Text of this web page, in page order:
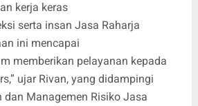
kerja keras
serta insan Jasa Raharja
ini mencapai
memberikan pelayanan kepada
ujar Rivan, yang didampingi
dan Managemen Risiko Jasa